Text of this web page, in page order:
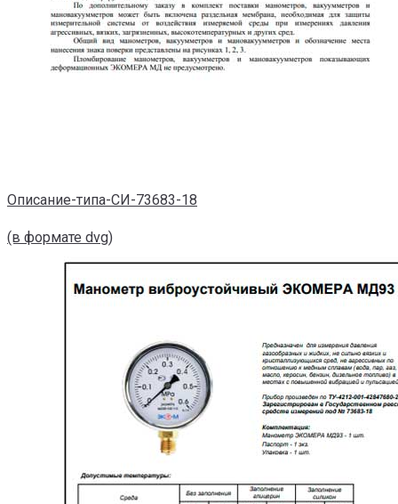
Описание-типа-СИ-73683-18
(в формате dvg)